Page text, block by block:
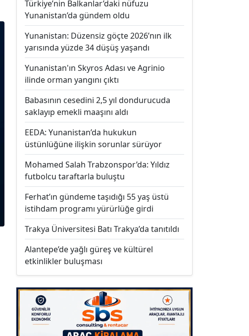
Türkiye’nin Balkanlar’daki nüfuzu
Yunanistan’da gündem oldu
Yunanistan: Düzensiz göçte 2026’nın ilk
yarısında yüzde 34 düşüş yaşandı
Yunanistan'ın Skyros Adası ve Agrinio
ilinde orman yangını çıktı
Babasının cesedini 2,5 yıl dondurucuda
saklayıp emekli maaşını aldı
EEDA: Yunanistan’da hukukun
üstünlüğüne ilişkin sorunlar sürüyor
Mohamed Salah Trabzonspor’da: Yıldız
futbolcu taraftarla buluştu
Ferhat’ın gündeme taşıdığı 55 yaş üstü
istihdam programı yürürlüğe girdi
Trakya Üniversitesi Batı Trakya’da tanıtıldı
Alantepe’de yağlı güreş ve kültürel
etkinlikler buluşması